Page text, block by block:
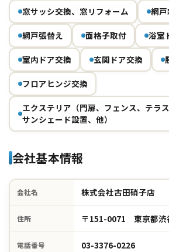
窓サッシ交換、窓リフォーム 網
網戸張替え 面格子取付 浴室
室内ドア交換 玄関ドア交換
フロアヒンジ交換
エクステリア（門扉、フェンス、テラ
サンシェード設置、他）
会社基本情報
会社名 株式会社古田硝子店
住所 〒151-0071 東京都渋
電話番号 03-3376-0226